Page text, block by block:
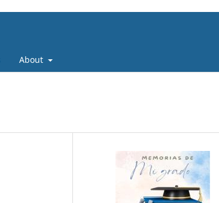
About